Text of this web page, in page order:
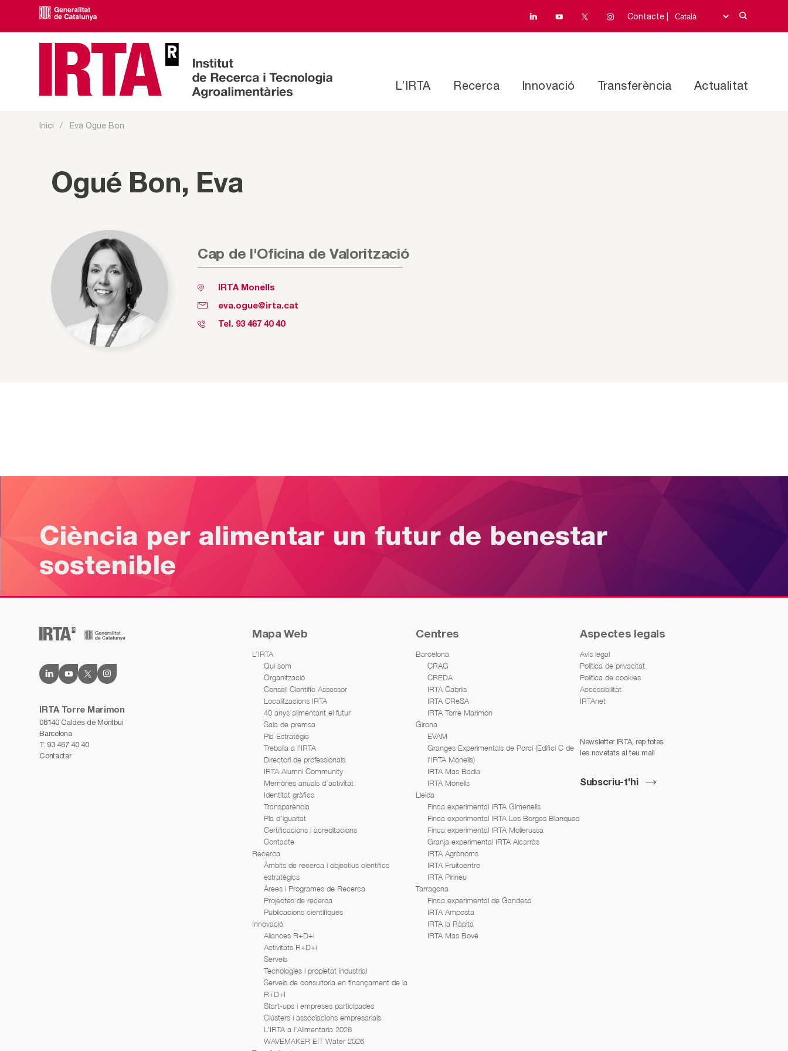
Contacte |
L’IRTA Recerca Innovació Transferència Actualitat
Inici Eva Ogue Bon
Ogué Bon, Eva
Cap de l'Oficina de Valorització
IRTA Monells
eva.ogue@irta.cat
Tel. 93 467 40 40
Ciència per alimentar un futur de benestar
sostenible
IRTA Torre Marimon
08140 Caldes de Montbui
Barcelona
T. 93 467 40 40
Contactar
Mapa Web
L’IRTA
Qui som
Organització
Consell Científic Assessor
Localitzacions IRTA
40 anys alimentant el futur
Sala de premsa
Pla Estratègic
Treballa a l’IRTA
Directori de professionals
IRTA Alumni Community
Memòries anuals d’activitat
Identitat gràfica
Transparència
Pla d’igualtat
Certificacions i acreditacions
Contacte
Recerca
Àmbits de recerca i objectius científics
estratègics
Àrees i Programes de Recerca
Projectes de recerca
Publicacions científiques
Innovació
Aliances R+D+i
Activitats R+D+i
Serveis
Tecnologies i propietat industrial
Serveis de consultoria en finançament de la
R+D+I
Start-ups i empreses participades
Clústers i associacions empresarials
L’IRTA a l’Alimentaria 2026
WAVEMAKER EIT Water 2026
Centres
Barcelona
CRAG
CREDA
IRTA Cabrils
IRTA CReSA
IRTA Torre Marimon
Girona
EVAM
Granges Experimentals de Porcí (Edifici C de
l'IRTA Monells)
IRTA Mas Badia
IRTA Monells
Lleida
Finca experimental IRTA Gimenells
Finca experimental IRTA Les Borges Blanques
Finca experimental IRTA Mollerussa
Granja experimental IRTA Alcarràs
IRTA Agrònoms
IRTA Fruitcentre
IRTA Pirineu
Tarragona
Finca experimental de Gandesa
IRTA Amposta
IRTA la Ràpita
IRTA Mas Bové
Aspectes legals
Avís legal
Política de privacitat
Política de cookies
Accessibilitat
IRTAnet
Newsletter IRTA, rep totes
les novetats al teu mail
Subscriu-t'hi